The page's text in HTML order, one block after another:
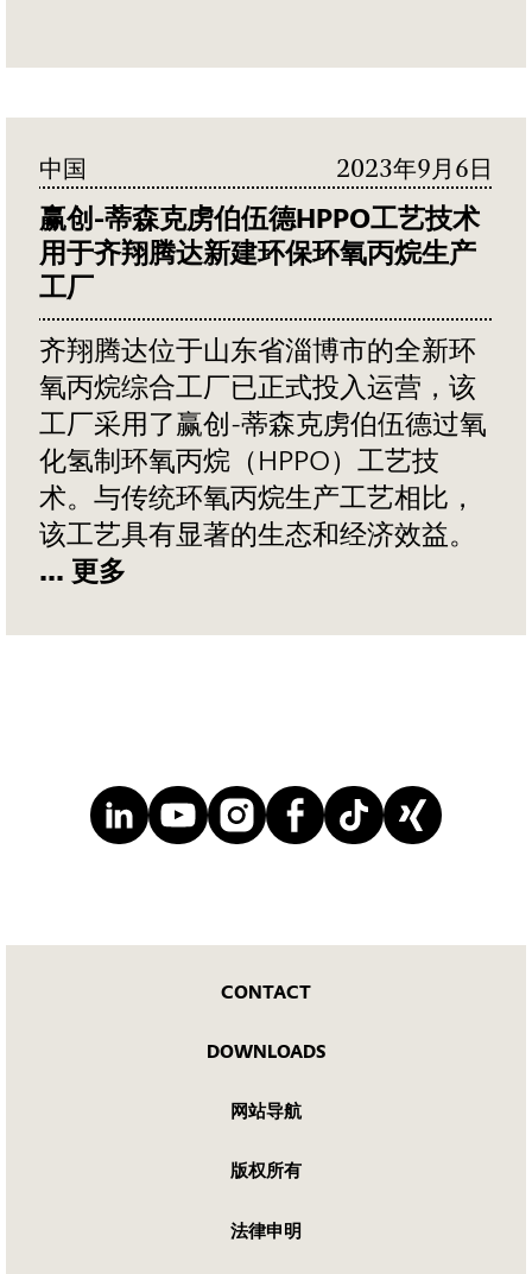
中国 2023年9月6日
赢创-蒂森克虏伯伍德HPPO工艺技术
用于齐翔腾达新建环保环氧丙烷生产
工厂
齐翔腾达位于山东省淄博市的全新环
氧丙烷综合工厂已正式投入运营，该
工厂采用了赢创-蒂森克虏伯伍德过氧
化氢制环氧丙烷（HPPO）工艺技
术。与传统环氧丙烷生产工艺相比，
该工艺具有显著的生态和经济效益。
... 更多
CONTACT
DOWNLOADS
网站导航
版权所有
法律申明